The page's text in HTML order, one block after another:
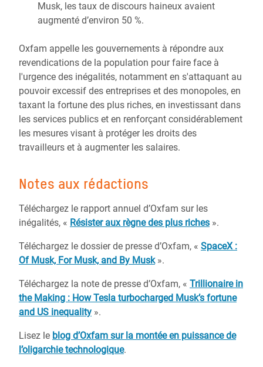
Musk, les taux de discours haineux avaient
augmenté d’environ 50 %.
Oxfam appelle les gouvernements à répondre aux
revendications de la population pour faire face à
l'urgence des inégalités, notamment en s'attaquant au
pouvoir excessif des entreprises et des monopoles, en
taxant la fortune des plus riches, en investissant dans
les services publics et en renforçant considérablement
les mesures visant à protéger les droits des
travailleurs et à augmenter les salaires.
Notes aux rédactions
Téléchargez le rapport annuel d’Oxfam sur les
inégalités, « Résister aux règne des plus riches ».
Téléchargez le dossier de presse d’Oxfam, « SpaceX :
Of Musk, For Musk, and By Musk».
Téléchargez la note de presse d’Oxfam, « Trillionaire in
the Making : How Tesla turbocharged Musk’s fortune
and US inequality ».
Lisez le blog d’Oxfam sur la montée en puissance de
l’oligarchie technologique.